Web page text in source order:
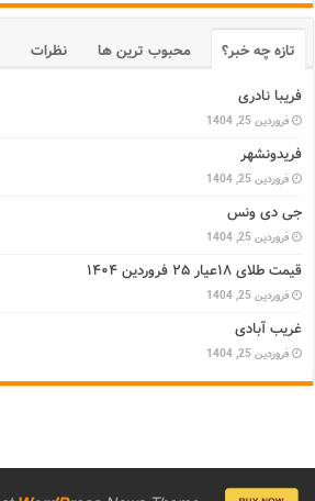
تازه چه خبر؟ محبوب ترین ها نظرات
فریبا نادری
فروردین 25, 1404
فریدونشهر
فروردین 25, 1404
جی دی ونس
فروردین 25, 1404
قیمت طلای ۱۸عیار ۲۵ فروردین ۱۴۰۴
فروردین 25, 1404
غریب آبادی
فروردین 25, 1404